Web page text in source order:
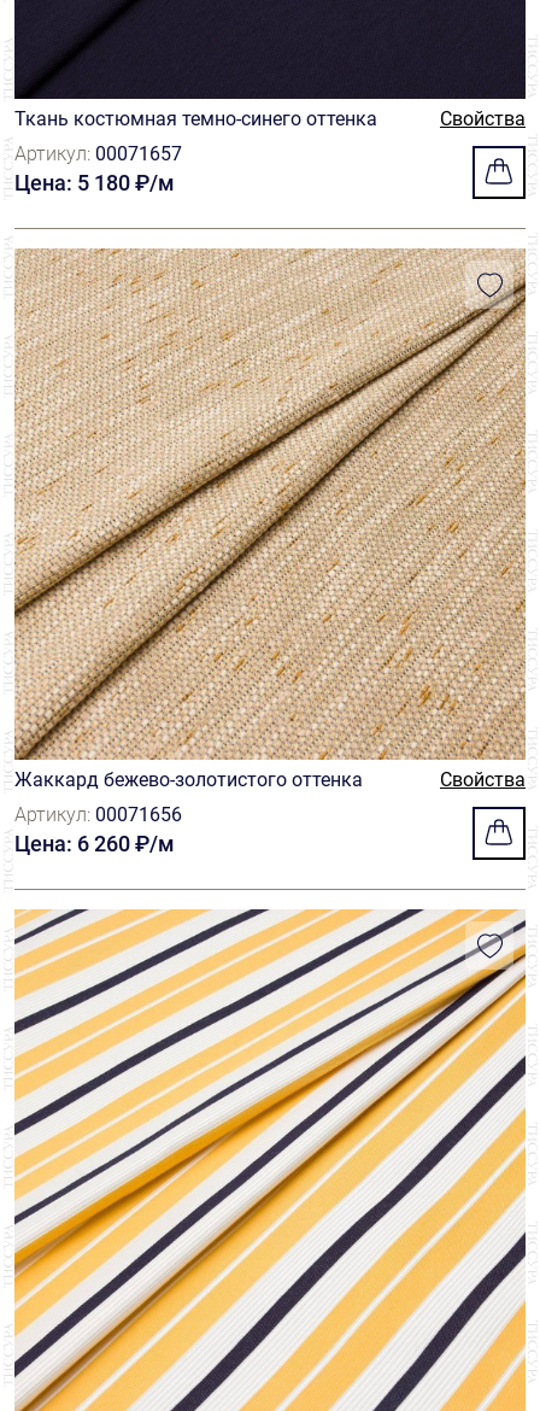
Ткань костюмная темно-синего оттенка
Свойства
Артикул: 00071657
Цена: 5 180 ₽/м
Жаккард бежево-золотистого оттенка
Свойства
Артикул: 00071656
Цена: 6 260 ₽/м